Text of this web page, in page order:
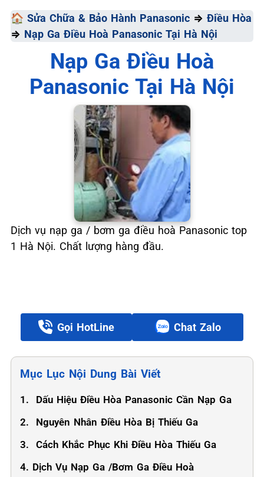
Đa
📞 09.663.898.33
🏠 Sửa Chữa & Bảo Hành Panasonic ⇒ Điều Hòa
⇒ Nạp Ga Điều Hoà Panasonic Tại Hà Nội
Nạp Ga Điều Hoà
Panasonic Tại Hà Nội
Dịch vụ nạp ga / bơm ga điều hoà Panasonic top
1 Hà Nội. Chất lượng hàng đầu.
Gọi HotLine Chat Zalo
Mục Lục Nội Dung Bài Viết
1. ️ Dấu Hiệu Điều Hòa Panasonic Cần Nạp Ga
2. ️ Nguyên Nhân Điều Hòa Bị Thiếu Ga
3. ️ Cách Khắc Phục Khi Điều Hòa Thiếu Ga
4. Dịch Vụ Nạp Ga /Bơm Ga Điều Hoà